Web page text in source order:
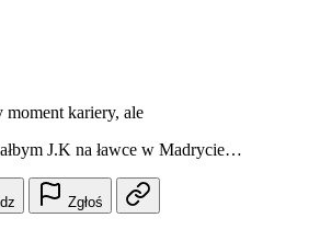
moment kariery, ale
J.K na ławce w Madrycie…
Zgłoś